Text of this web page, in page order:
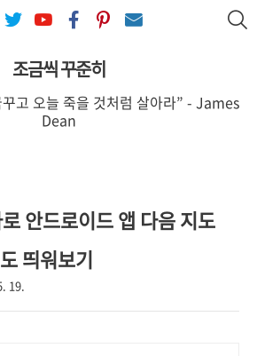
조금씩 꾸준히
고 오늘 죽을 것처럼 살아라” - James
Dean
안드로이드 앱 다음 지도
띄워보기
19.